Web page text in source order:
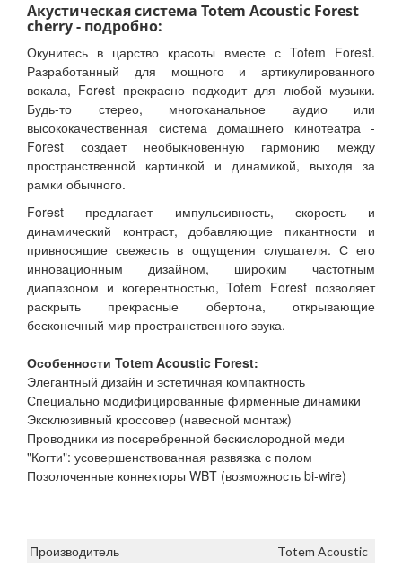
Акустическая система Totem Acoustic Forest
cherry - подробно:
Окунитесь в царство красоты вместе с Totem Forest.
Разработанный для мощного и артикулированного
вокала, Forest прекрасно подходит для любой музыки.
Будь-то стерео, многоканальное аудио или
высококачественная система домашнего кинотеатра -
Forest создает необыкновенную гармонию между
пространственной картинкой и динамикой, выходя за
рамки обычного.
Forest предлагает импульсивность, скорость и
динамический контраст, добавляющие пикантности и
привносящие свежесть в ощущения слушателя. С его
инновационным дизайном, широким частотным
диапазоном и когерентностью, Totem Forest позволяет
раскрыть прекрасные обертона, открывающие
бесконечный мир пространственного звука.
Особенности Totem Acoustic Forest:
Элегантный дизайн и эстетичная компактность
Специально модифицированные фирменные динамики
Эксклюзивный кроссовер (навесной монтаж)
Проводники из посеребренной бескислородной меди
"Когти": усовершенствованная развязка с полом
Позолоченные коннекторы WBT (возможность bi-wire)
Производитель
Totem Acoustic